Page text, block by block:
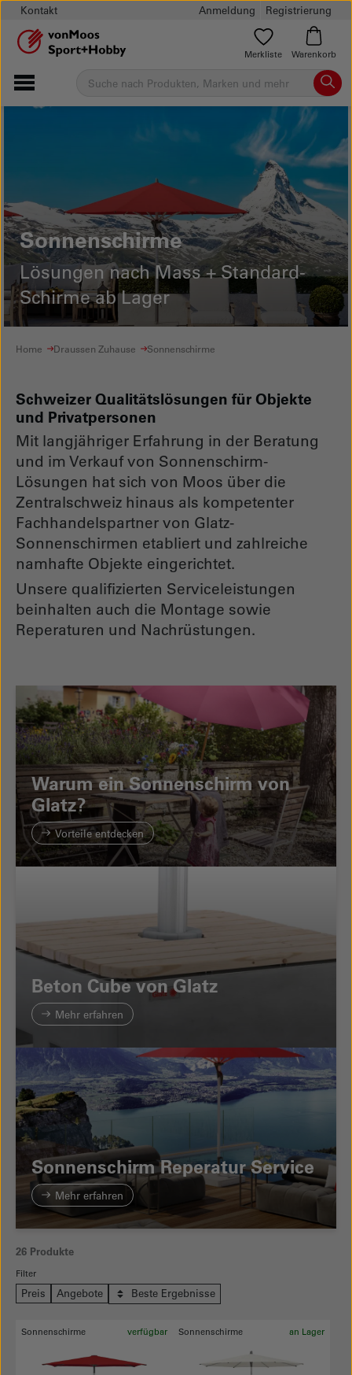
Kontakt Anmeldung Registrierung
Merkliste Warenkorb
Sonnenschirme
Lösungen nach Mass + Standard-
Schirme ab Lager
Home Draussen Zuhause Sonnenschirme
Schweizer Qualitätslösungen für Objekte
und Privatpersonen
Mit langjähriger Erfahrung in der Beratung
und im Verkauf von Sonnenschirm-
Lösungen hat sich von Moos über die
Zentralschweiz hinaus als kompetenter
Fachhandelspartner von Glatz-
Sonnenschirmen etabliert und zahlreiche
namhafte Objekte eingerichtet.
Unsere qualifizierten Serviceleistungen
beinhalten auch die Montage sowie
Reperaturen und Nachrüstungen.
Warum ein Sonnenschirm von
Glatz?
Vorteile entdecken
Beton Cube von Glatz
Mehr erfahren
Sonnenschirm Reperatur Service
Mehr erfahren
26 Produkte
Filter
Preis Angebote Beste Ergebnisse
Sonnenschirme verfügbar Sonnenschirme an Lager